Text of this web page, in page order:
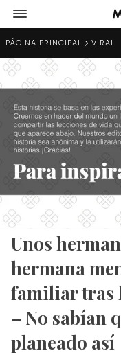
PÁGINA PRINCIPAL VIRAL
Unos
hermana
familiar tras
– No sabían
planeado así